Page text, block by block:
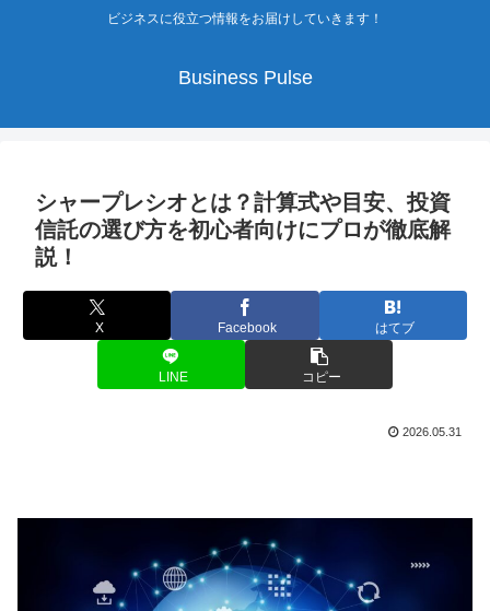
ビジネスに役立つ情報をお届けしていきます！
Business Pulse
シャープレシオとは？計算式や目安、投資
信託の選び方を初心者向けにプロが徹底解
説！
X Facebook はてブ
LINE コピー
2026.05.31